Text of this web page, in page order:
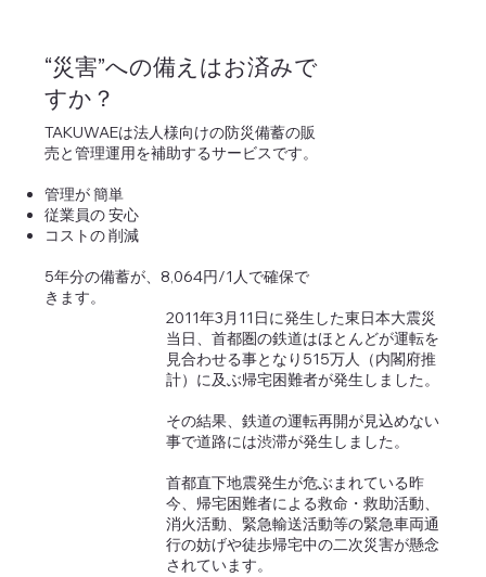
“災害”への備えはお済みで
すか？
TAKUWAEは法人様向けの防災備蓄の販
売と管理運用を補助するサービスです。
管理が 簡単
従業員の 安心
コストの 削減
5年分の備蓄が、8,064円/1人で確保で
きます。
2011年3月11日に発生した東日本大震災
当日、首都圏の鉄道はほとんどが運転を
見合わせる事となり515万人（内閣府推
計）に及ぶ帰宅困難者が発生しました。
その結果、鉄道の運転再開が見込めない
事で道路には渋滞が発生しました。
首都直下地震発生が危ぶまれている昨
今、帰宅困難者による救命・救助活動、
消火活動、緊急輸送活動等の緊急車両通
行の妨げや徒歩帰宅中の二次災害が懸念
されています。